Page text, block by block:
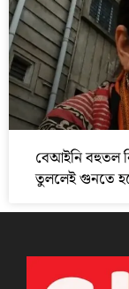
বেআইনি বহুতল
তুললেই গুনতে